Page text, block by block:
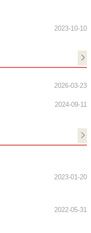
2023-10-10
2026-03-23
2024-09-11
2023-01-20
2022-05-31